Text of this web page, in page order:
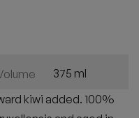
375 ml
kiwi added. 100%